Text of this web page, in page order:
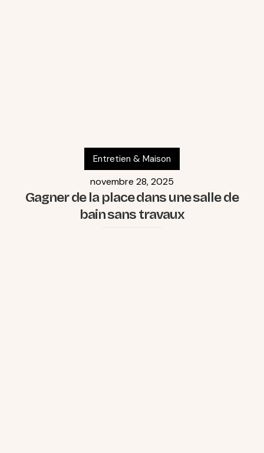
Entretien & Maison
novembre 28, 2025
Gagner de la place dans une salle de
bain sans travaux